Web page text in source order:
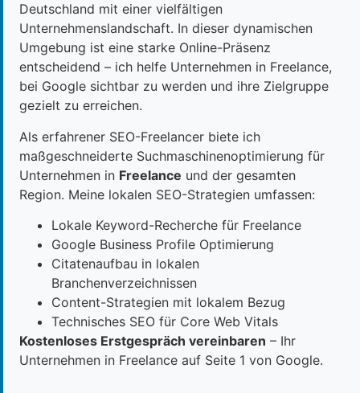
Deutschland mit einer vielfältigen
Unternehmenslandschaft. In dieser dynamischen
Umgebung ist eine starke Online-Präsenz
entscheidend – ich helfe Unternehmen in Freelance,
bei Google sichtbar zu werden und ihre Zielgruppe
gezielt zu erreichen.
Als erfahrener SEO-Freelancer biete ich
maßgeschneiderte Suchmaschinenoptimierung für
Unternehmen in Freelance und der gesamten
Region. Meine lokalen SEO-Strategien umfassen:
Lokale Keyword-Recherche für Freelance
Google Business Profile Optimierung
Citatenaufbau in lokalen
Branchenverzeichnissen
Content-Strategien mit lokalem Bezug
Technisches SEO für Core Web Vitals
Kostenloses Erstgespräch vereinbaren – Ihr
Unternehmen in Freelance auf Seite 1 von Google.